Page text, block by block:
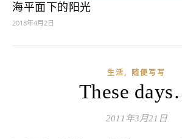
海平面下的阳光
2018年4月2日
生活, 随便写写
These
2011年3月21日